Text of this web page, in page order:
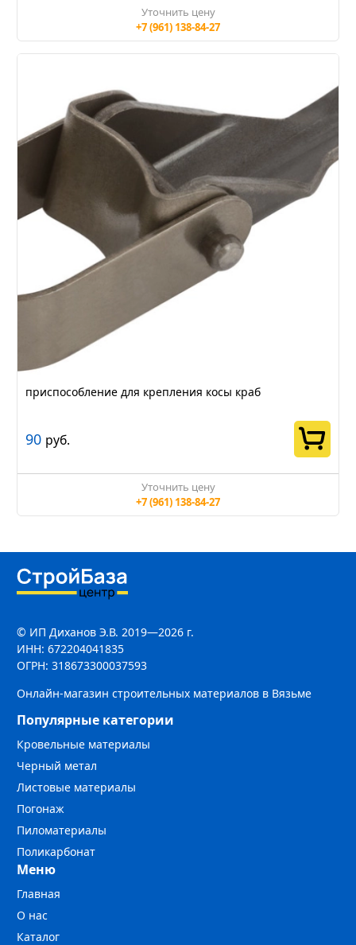
Уточнить цену
+7 (961) 138-84-27
приспособление для крепления косы краб
90 руб.
Уточнить цену
+7 (961) 138-84-27
© ИП Диханов Э.В. 2019—2026 г.
ИНН: 672204041835
ОГРН: 318673300037593
Онлайн-магазин строительных материалов в Вязьме
Популярные категории
Кровельные материалы
Черный метал
Листовые материалы
Погонаж
Пиломатериалы
Поликарбонат
Меню
Главная
О нас
Каталог